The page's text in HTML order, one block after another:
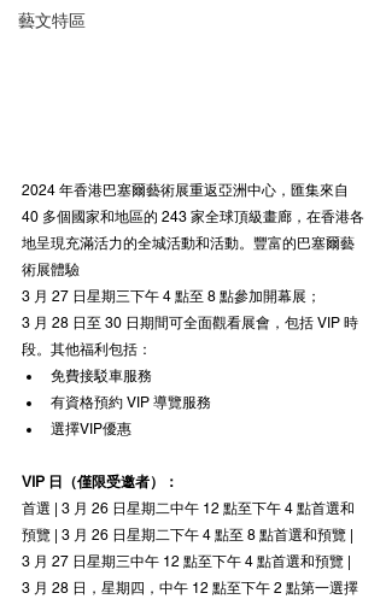
藝文特區
2024 年香港巴塞爾藝術展重返亞洲中心，匯集來自
40 多個國家和地區的 243 家全球頂級畫廊，在香港各
地呈現充滿活力的全城活動和活動。豐富的巴塞爾藝
術展體驗
3 月 27 日星期三下午 4 點至 8 點參加開幕展；
3 月 28 日至 30 日期間可全面觀看展會，包括 VIP 時
段。其他福利包括：
免費接駁車服務
有資格預約 VIP 導覽服務
選擇VIP優惠
VIP 日（僅限受邀者）：
首選 | 3 月 26 日星期二中午 12 點至下午 4 點首選和
預覽 | 3 月 26 日星期二下午 4 點至 8 點首選和預覽 |
3 月 27 日星期三中午 12 點至下午 4 點首選和預覽 |
3 月 28 日，星期四，中午 12 點至下午 2 點第一選擇